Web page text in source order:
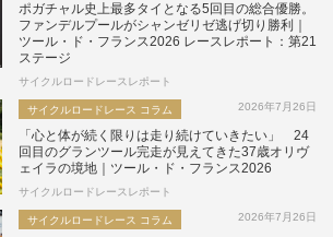
ポガチャル史上最多タイとなる5回目の総合優勝。
ファンデルプールがシャンゼリゼ逃げ切り勝利｜
ツール・ド・フランス2026 レースレポート：第21
ステージ
サイクルロードレースレポート
サイクルロードレース コラム 2026年7月26日
「心と体が続く限りは走り続けていきたい」 24
回目のグランツール完走が見えてきた37歳オリヴ
ェイラの境地｜ツール・ド・フランス2026
サイクルロードレースレポート
サイクルロードレース コラム 2026年7月26日